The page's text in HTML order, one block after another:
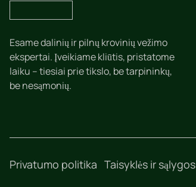
Esame dalinių ir pilnų krovinių vežimo
ekspertai. Įveikiame kliūtis, pristatome
laiku – tiesiai prie tikslo, be tarpininkų,
be nesąmonių.
Privatumo politika Taisyklės ir sąlygos